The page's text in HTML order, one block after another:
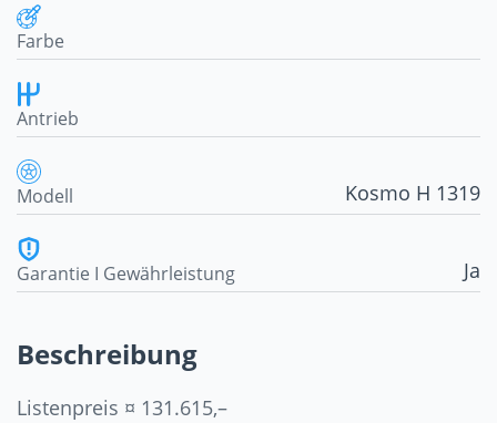
Farbe
Antrieb
Modell Kosmo H 1319
Garantie I Gewährleistung Ja
Beschreibung
Listenpreis ¤ 131.615,–